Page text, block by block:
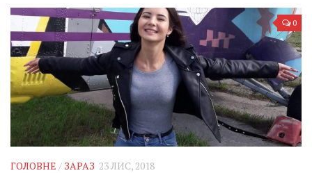
Головне
Цитати
Inter/antinational
0
ГОЛОВНЕ / ЗАРАЗ 23 ЛИС, 2018